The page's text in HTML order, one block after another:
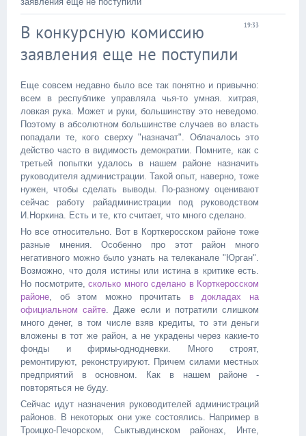
19:33
В конкурсную комиссию
заявления еще не поступили
Еще совсем недавно было все так понятно и привычно:
всем в республике управляла чья-то умная. хитрая,
ловкая рука. Может и руки, большинству это неведомо.
Поэтому в абсолютном большинстве случаев во власть
попадали те, кого сверху "назначат". Облачалось это
действо часто в видимость демократии. Помните, как с
третьей попытки удалось в нашем районе назначить
руководителя администрации. Такой опыт, наверно, тоже
нужен, чтобы сделать выводы. По-разному оценивают
сейчас работу райадминистрации под руководством
И.Норкина. Есть и те, кто считает, что много сделано.
Но все относительно. Вот в Корткеросском районе тоже
разные мнения. Особенно про этот район много
негативного можно было узнать на телеканале "Юрган".
Возможно, что доля истины или истина в критике есть.
Но посмотрите, сколько много сделано в Корткеросском
районе, об этом можно прочитать в докладах на
официальном сайте. Даже если и потратили слишком
много денег, в том числе взяв кредиты, то эти деньги
вложены в тот же район, а не украдены через какие-то
фонды и фирмы-однодневки. Много строят,
ремонтируют, реконструируют. Причем силами местных
предприятий в основном. Как в нашем районе -
повторяться не буду.
Сейчас идут назначения руководителей администраций
районов. В некоторых они уже состоялись. Например в
Троицко-Печорском, Сыктывдинском районах, Инте,